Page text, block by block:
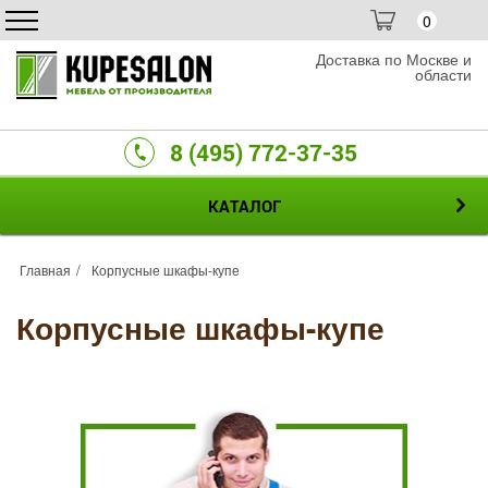
0
Доставка по Москве и
области
8 (495) 772-37-35
КАТАЛОГ
Главная Корпусные шкафы-купе
Корпусные шкафы-купе